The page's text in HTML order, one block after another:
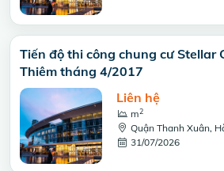
Tiến độ thi công chung cư Stellar
Thiêm tháng 4/2017
Liên hệ
m2
Quận Thanh Xuân,
31/07/2026